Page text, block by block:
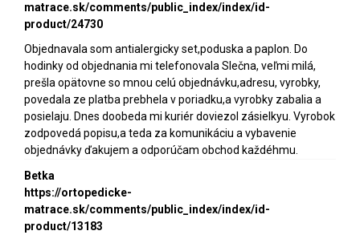
matrace.sk/comments/public_index/index/id-
product/24730
Objednavala som antialergicky set,poduska a paplon. Do
hodinky od objednania mi telefonovala Slečna, veľmi milá,
prešla opätovne so mnou celú objednávku,adresu, vyrobky,
povedala ze platba prebhela v poriadku,a vyrobky zabalia a
posielaju. Dnes doobeda mi kuriér doviezol zásielkyu. Vyrobok
zodpovedá popisu,a teda za komunikáciu a vybavenie
objednávky ďakujem a odporúčam obchod každéhmu.
Betka
https://ortopedicke-
matrace.sk/comments/public_index/index/id-
product/13183